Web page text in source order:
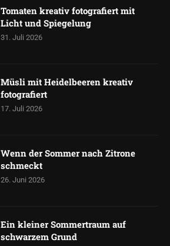
Tomaten kreativ fotografiert mit
Licht und Spiegelung
31. Juli 2026
Müsli mit Heidelbeeren kreativ
fotografiert
17. Juli 2026
Wenn der Sommer nach Zitrone
schmeckt
26. Juni 2026
Ein kleiner Sommertraum auf
schwarzem Grund